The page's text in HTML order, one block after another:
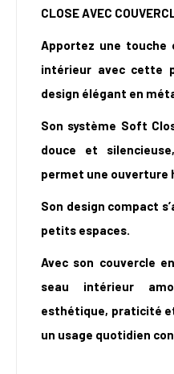
CLOSE AVEC
Apportez une
intérieur avec cette
design élégant en
Son système Soft
douce et
permet une ouverture
Son design compact
petits espaces.
Avec son couvercle
seau intérieur
esthétique, praticité
un usage quotidien